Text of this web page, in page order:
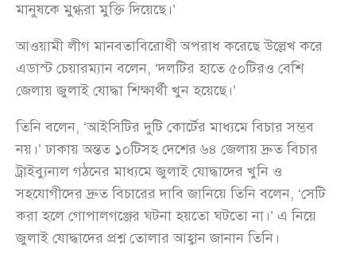
মানুষকে মুগ্ধরা মুক্তি দিয়েছে।’
আওয়ামী লীগ মানবতাবিরোধী অপরাধ করেছে উল্লেখ করে
এডাস্ট চেয়ারম্যান বলেন, ‘দলটির হাতে ৫০টিরও বেশি
জেলায় জুলাই যোদ্ধা শিক্ষার্থী খুন হয়েছে।’
তিনি বলেন, ‘আইসিটির দুটি কোর্টের মাধ্যমে বিচার সম্ভব
নয়।’ ঢাকায় অন্তত ১০টিসহ দেশের ৬৪ জেলায় দ্রুত বিচার
ট্রাইব্যুনাল গঠনের মাধ্যমে জুলাই যোদ্ধাদের খুনি ও
সহযোগীদের দ্রুত বিচারের দাবি জানিয়ে তিনি বলেন, ‘সেটি
করা হলে গোপালগঞ্জের ঘটনা হয়তো ঘটতো না।’ এ নিয়ে
জুলাই যোদ্ধাদের প্রশ্ন তোলার আহ্বান জানান তিনি।